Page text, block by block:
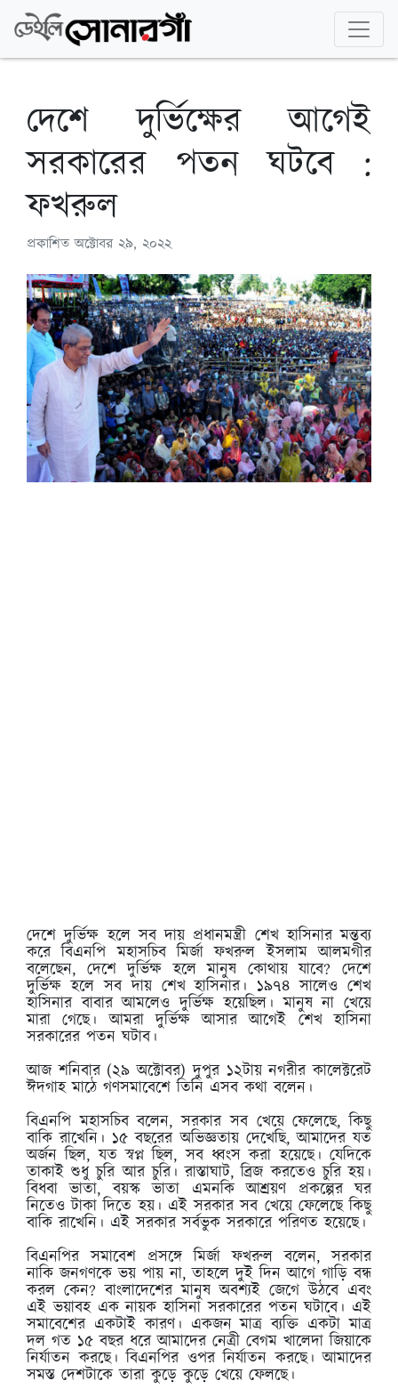
দেশে দুর্ভিক্ষের আগেই
সরকারের পতন ঘটবে :
ফখরুল
প্রকাশিতঅক্টোবর ২৯, ২০২২
দেশে দুর্ভিক্ষ হলে সব দায় প্রধানমন্ত্রী শেখ হাসিনার মন্তব্য
করে বিএনপি মহাসচিব মির্জা ফখরুল ইসলাম আলমগীর
বলেছেন, দেশে দুর্ভিক্ষ হলে মানুষ কোথায় যাবে? দেশে
দুর্ভিক্ষ হলে সব দায় শেখ হাসিনার। ১৯৭৪ সালেও শেখ
হাসিনার বাবার আমলেও দুর্ভিক্ষ হয়েছিল। মানুষ না খেয়ে
মারা গেছে। আমরা দুর্ভিক্ষ আসার আগেই শেখ হাসিনা
সরকারের পতন ঘটাব।
আজ শনিবার (২৯ অক্টোবর) দুপুর ১২টায় নগরীর কালেক্টরেট
ঈদগাহ মাঠে গণসমাবেশে তিনি এসব কথা বলেন।
বিএনপি মহাসচিব বলেন, সরকার সব খেয়ে ফেলেছে, কিছু
বাকি রাখেনি। ১৫ বছরের অভিজ্ঞতায় দেখেছি, আমাদের যত
অর্জন ছিল, যত স্বপ্ন ছিল, সব ধ্বংস করা হয়েছে। যেদিকে
তাকাই শুধু চুরি আর চুরি। রাস্তাঘাট, ব্রিজ করতেও চুরি হয়।
বিধবা ভাতা, বয়স্ক ভাতা এমনকি আশ্রয়ণ প্রকল্পের ঘর
নিতেও টাকা দিতে হয়। এই সরকার সব খেয়ে ফেলেছে কিছু
বাকি রাখেনি। এই সরকার সর্বভুক সরকারে পরিণত হয়েছে।
বিএনপির সমাবেশ প্রসঙ্গে মির্জা ফখরুল বলেন, সরকার
নাকি জনগণকে ভয় পায় না, তাহলে দুই দিন আগে গাড়ি বন্ধ
করল কেন? বাংলাদেশের মানুষ অবশ্যই জেগে উঠবে এবং
এই ভয়াবহ এক নায়ক হাসিনা সরকারের পতন ঘটাবে। এই
সমাবেশের একটাই কারণ। একজন মাত্র ব্যক্তি একটা মাত্র
দল গত ১৫ বছর ধরে আমাদের নেত্রী বেগম খালেদা জিয়াকে
নির্যাতন করছে। বিএনপির ওপর নির্যাতন করছে। আমাদের
সমস্ত দেশটাকে তারা কুড়ে কুড়ে খেয়ে ফেলছে।